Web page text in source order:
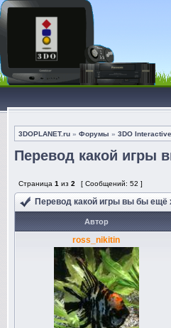
3DOPLANET.ru » Форумы » 3DO
Перевод какой игры
Страница 1 из 2 [ Сообщений: 52 ]
Перевод какой игры вы бы ещё
Автор
ross_nikitin